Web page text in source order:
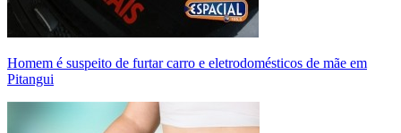
Homem é suspeito de furtar carro e eletrodomésticos de mãe em
Pitangui